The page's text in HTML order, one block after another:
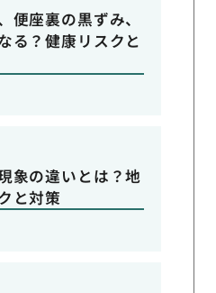
便座裏の黒ずみ、
る？健康リスクと
象の違いとは？地
と対策